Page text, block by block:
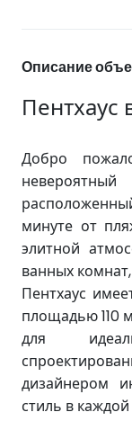
Описание
Пентхаус
Добро
минуте от
элитной
ванных
Пентхаус
площадью 110
для
дизайнером
стиль в каждой